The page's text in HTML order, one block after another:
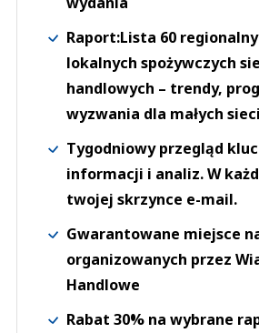
Raport:Lista 60
lokalnych spożywczych
handlowych – trendy,
wyzwania dla małych sieci
Tygodniowy przegląd
informacji i analiz. W
twojej skrzynce e-mail.
Gwarantowane miejsce
organizowanych przez
Handlowe
Rabat 30% na wybrane